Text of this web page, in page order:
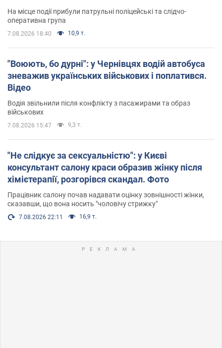
На місце події прибули патрульні поліцейські та слідчо-
оперативна група
7.08.2026 18:40 10,9 т.
"Воюють, бо дурні": у Чернівцях водій автобуса
зневажив українських військових і поплатився.
Відео
Водія звільнили після конфлікту з пасажирами та образ
військових
7.08.2026 15:47 9,3 т.
"Не слідкує за сексуальністю": у Києві
консультант салону краси образив жінку після
хімієтерапії, розгорівся скандал. Фото
Працівник салону почав надавати оцінку зовнішності жінки,
сказавши, що вона носить "чоловічу стрижку"
7.08.2026 22:11 16,9 т.